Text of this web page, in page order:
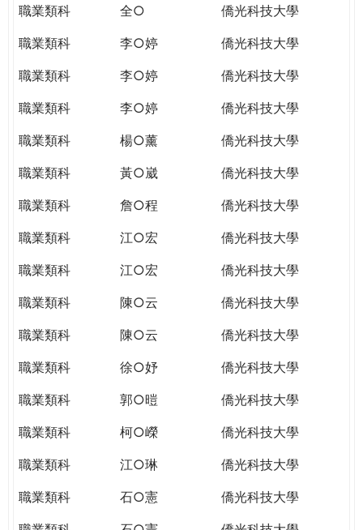
職業類科
全○
僑光科技大學
職業類科
李○婷
僑光科技大學
職業類科
李○婷
僑光科技大學
職業類科
李○婷
僑光科技大學
職業類科
楊○薰
僑光科技大學
職業類科
黃○崴
僑光科技大學
職業類科
詹○程
僑光科技大學
職業類科
江○宏
僑光科技大學
職業類科
江○宏
僑光科技大學
職業類科
陳○云
僑光科技大學
職業類科
陳○云
僑光科技大學
職業類科
徐○妤
僑光科技大學
職業類科
郭○暟
僑光科技大學
職業類科
柯○嶸
僑光科技大學
職業類科
江○琳
僑光科技大學
職業類科
石○憲
僑光科技大學